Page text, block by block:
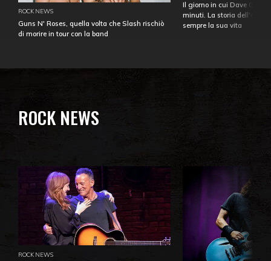
ROCK NEWS
Guns N' Roses, quella volta che Slash rischiò
di morire in tour con la band
Il giorno in cui Dave
minuti. La storia
sempre la sua vita
ROCK NEWS
ROCK NEWS